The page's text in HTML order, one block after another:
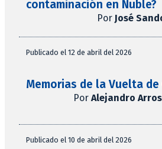
contaminación en Ñuble?
Por José
Publicado el 12 de abril del 2026
Memorias de la Vuelta de
Por Alejandro
Publicado el 10 de abril del 2026